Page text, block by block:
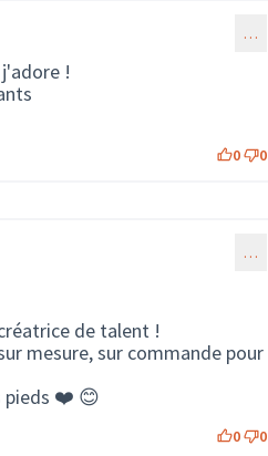
…
!
0 0
…
de talent !
mesure, sur commande pour
pieds ❤️ 😊
0 0